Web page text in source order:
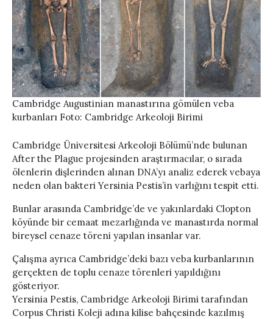
Cambridge Augustinian manastırına gömülen veba
kurbanları Foto: Cambridge Arkeoloji Birimi
Cambridge Üniversitesi Arkeoloji Bölümü’nde bulunan
After the Plague projesinden araştırmacılar, o sırada
ölenlerin dişlerinden alınan DNA’yı analiz ederek vebaya
neden olan bakteri Yersinia Pestis’in varlığını tespit etti.
Bunlar arasında Cambridge’de ve yakınlardaki Clopton
köyünde bir cemaat mezarlığında ve manastırda normal
bireysel cenaze töreni yapılan insanlar var.
Çalışma ayrıca Cambridge’deki bazı veba kurbanlarının
gerçekten de toplu cenaze törenleri yapıldığını
gösteriyor.
Yersinia Pestis, Cambridge Arkeoloji Birimi tarafından
Corpus Christi Koleji adına kilise bahçesinde kazılmış